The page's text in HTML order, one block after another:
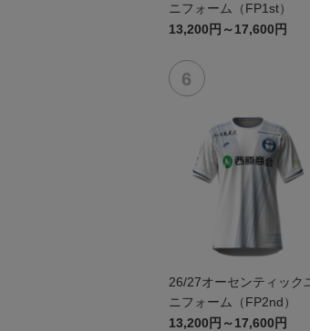
ニフォーム（FP1st）
13,200円～17,600円
26/27オーセンティック
ニフォーム（FP2nd）
13,200円～17,600円